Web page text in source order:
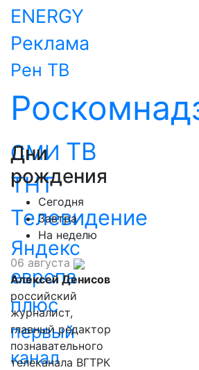
ENERGY
Реклама
Рен ТВ
СМИ ТВ
ТНТ
Телевидение
Яндекс
европа
плюс
первый
канал
Дни
рождения
Сегодня
Завтра
На неделю
06 августа
Алексей Денисов
российский
журналист,
главный редактор
познавательного
телеканала ВГТРК